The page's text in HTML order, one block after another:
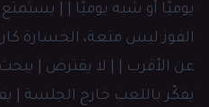
يوميًا أو شبه يوميًا | | يستمتع
الفوز ليس متعة، الخسارة
عن الأقرب | | لا يقترض |
يفكّر باللعب خارج الجلسة |